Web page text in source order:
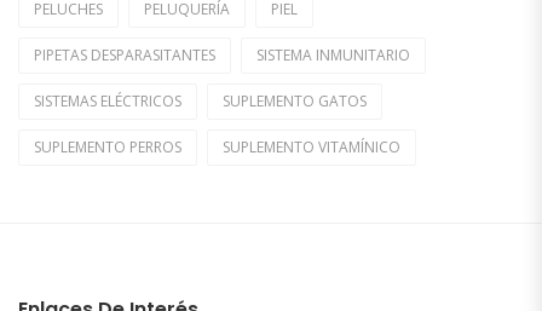
PELUCHES PELUQUERÍA PIEL
PIPETAS DESPARASITANTES SISTEMA INMUNITARIO
SISTEMAS ELÉCTRICOS SUPLEMENTO GATOS
SUPLEMENTO PERROS SUPLEMENTO VITAMÍNICO